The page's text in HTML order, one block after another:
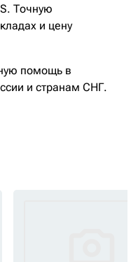
Точную
и цену
помощь в
и странам СНГ.